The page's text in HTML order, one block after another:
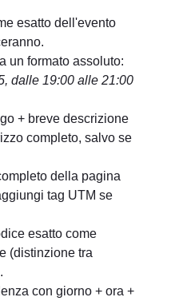
esatto dell'evento
un formato assoluto:
dalle 19:00 alle 21:00
+ breve descrizione
completo, salvo se
della pagina
tag UTM se
esatto come
(distinzione tra
con giorno + ora +